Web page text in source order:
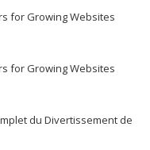
for Growing Websites
for Growing Websites
du Divertissement de